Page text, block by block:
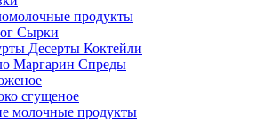
продукты
Сырки
Десерты Коктейли
Маргарин Спреды
сгущеное
молочные продукты